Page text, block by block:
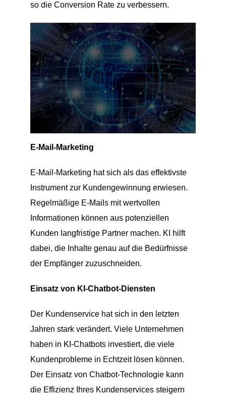
so die Conversion Rate zu verbessern.
E-Mail-Marketing
E-Mail-Marketing hat sich als das effektivste
Instrument zur Kundengewinnung erwiesen.
Regelmäßige E-Mails mit wertvollen
Informationen können aus potenziellen
Kunden langfristige Partner machen. KI hilft
dabei, die Inhalte genau auf die Bedürfnisse
der Empfänger zuzuschneiden.
Einsatz von KI-Chatbot-Diensten
Der Kundenservice hat sich in den letzten
Jahren stark verändert. Viele Unternehmen
haben in KI-Chatbots investiert, die viele
Kundenprobleme in Echtzeit lösen können.
Der Einsatz von Chatbot-Technologie kann
die Effizienz Ihres Kundenservices steigern